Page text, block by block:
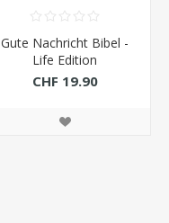
Gute Nachricht Bibel -
Life Edition
CHF 19.90